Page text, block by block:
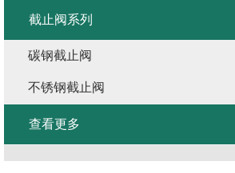
截止阀系列
碳钢截止阀
不锈钢截止阀
查看更多